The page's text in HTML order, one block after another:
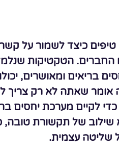
כיצד לשמור על קשר
הטקטיקות
בריאים ומאושרים,
אומר שאתה לא רק צריך
לקיים מערכת יחסים
שילוב של תקשורת טובה,
שליטה עצמית.